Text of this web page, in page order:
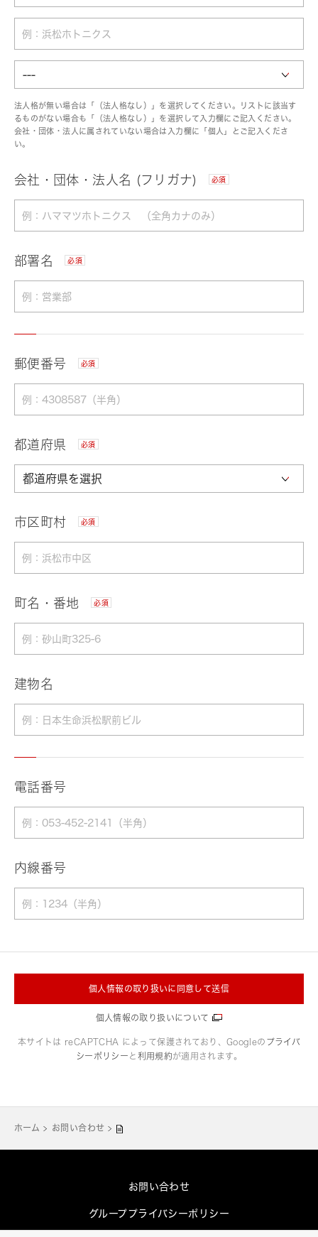
法人格が無い場合は「（法人格なし）」を選択してください。リストに該当す
るものがない場合も「（法人格なし）」を選択して入力欄にご記入ください。
会社・団体・法人に属されていない場合は入力欄に「個人」とご記入くださ
い。
会社・団体・法人名 (フリガナ) 必須
部署名 必須
郵便番号 必須
都道府県 必須
市区町村 必須
町名・番地 必須
建物名
電話番号
内線番号
個人情報の取り扱いに同意して送信
個人情報の取り扱いについて
本サイトは reCAPTCHA によって保護されており、Googleの プライバ
シーポリシー と 利用規約が適用されます。
ホーム お問い合わせ
お問い合わせ
グループプライバシーポリシー